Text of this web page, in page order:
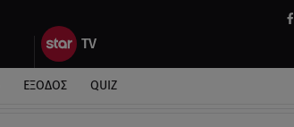
ΕΞΟΔΟΣ QUIZ